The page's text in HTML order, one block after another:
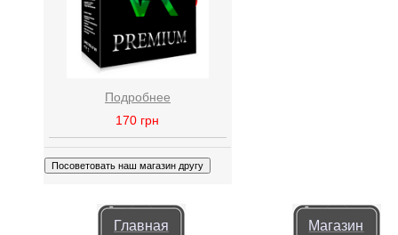
Подробнее
170 грн
Главная Магазин